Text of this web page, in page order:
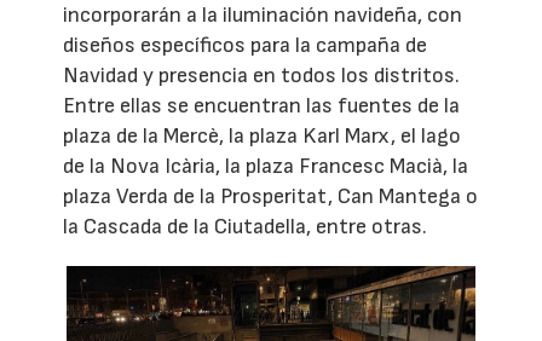
incorporarán a la iluminación navideña, con
diseños específicos para la campaña de
Navidad y presencia en todos los distritos.
Entre ellas se encuentran las fuentes de la
plaza de la Mercè, la plaza Karl Marx, el lago
de la Nova Icària, la plaza Francesc Macià, la
plaza Verda de la Prosperitat, Can Mantega o
la Cascada de la Ciutadella, entre otras.